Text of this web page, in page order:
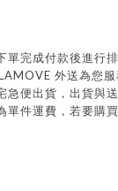
單完成付款後進行排
外送為您
急便出貨，出貨與
單件運費，若要購